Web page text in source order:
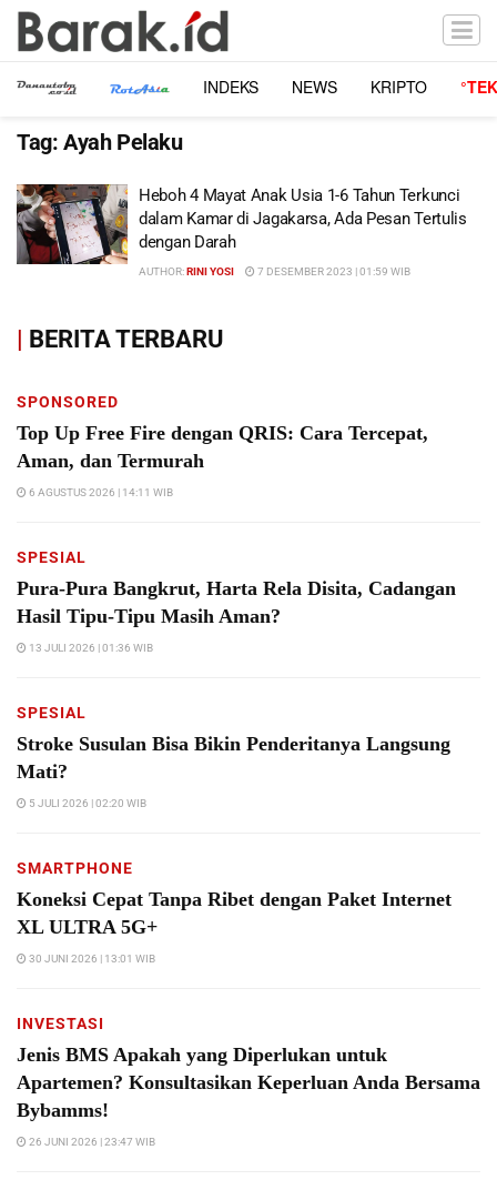
INDEKS NEWS KRIPTO
Tag: Ayah Pelaku
Heboh 4 Mayat Anak Usia 1-6 Tahun Terkunci
dalam Kamar di Jagakarsa, Ada Pesan Tertulis
dengan Darah
AUTHOR:RINI YOSI 7 DESEMBER 2023 | 01:59 WIB
| BERITA TERBARU
SPONSORED
Top Up Free Fire dengan QRIS: Cara Tercepat,
Aman, dan Termurah
6 AGUSTUS 2026 | 14:11 WIB
SPESIAL
Pura-Pura Bangkrut, Harta Rela Disita, Cadangan
Hasil Tipu-Tipu Masih Aman?
13 JULI 2026 | 01:36 WIB
SPESIAL
Stroke Susulan Bisa Bikin Penderitanya Langsung
Mati?
5 JULI 2026 | 02:20 WIB
SMARTPHONE
Koneksi Cepat Tanpa Ribet dengan Paket Internet
XL ULTRA 5G+
30 JUNI 2026 | 13:01 WIB
INVESTASI
Jenis BMS Apakah yang Diperlukan untuk
Apartemen? Konsultasikan Keperluan Anda Bersama
Bybamms!
26 JUNI 2026 | 23:47 WIB